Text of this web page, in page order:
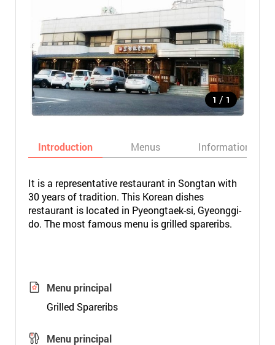
1 / 1
Introduction Menus Informations
It is a representative restaurant in Songtan with
30 years of tradition. This Korean dishes
restaurant is located in Pyeongtaek-si, Gyeonggi-
do. The most famous menu is grilled spareribs.
Menu principal
Grilled Spareribs
Menu principal